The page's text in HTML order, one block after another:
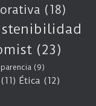
(18)
(23)
(9)
(11) Ética (12)